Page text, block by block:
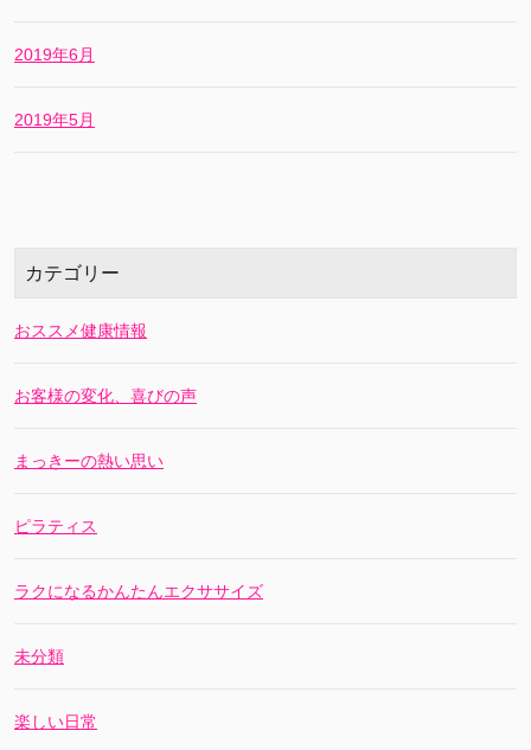
2019年6月
2019年5月
カテゴリー
おススメ健康情報
お客様の変化、喜びの声
まっきーの熱い思い
ピラティス
ラクになるかんたんエクササイズ
未分類
楽しい日常